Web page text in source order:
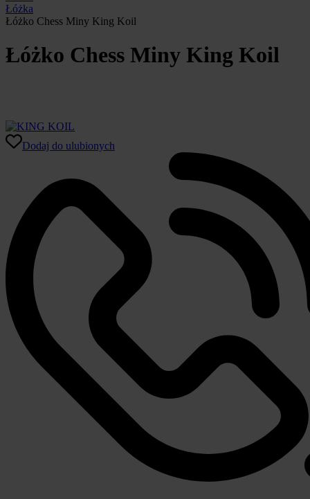
Łóżka
Łóżko Chess Miny King Koil
Łóżko Chess Miny King Koil
Dodaj do ulubionych